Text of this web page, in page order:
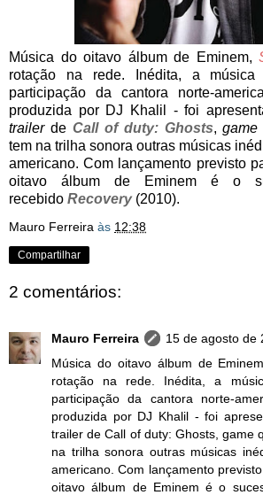
Música do oitavo álbum de Eminem,
rotação na rede. Inédita, a
participação da cantora norte-
produzida por DJ Khalil - foi
trailerde Call of duty: Ghosts,game
tem na trilha sonora outras músicas
americano. Com lançamento previsto
oitavo álbum de Eminem é o
recebido Recovery (2010).
Mauro Ferreira às 12:38
Compartilhar
2 comentários:
Mauro Ferreira
15 de agosto de
Música do oitavo álbum de
rotação na rede. Inédita, a
participação da cantora norte-
produzida por DJ Khalil - foi
trailer de Call of duty: Ghosts, game
na trilha sonora outras músicas
americano. Com lançamento
oitavo álbum de Eminem é o